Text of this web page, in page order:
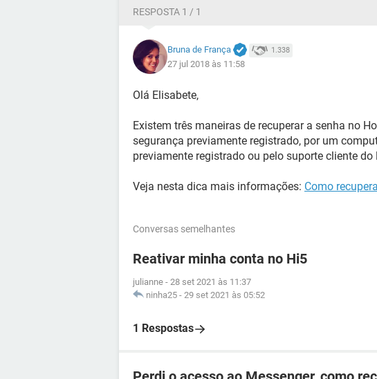
RESPOSTA 1 / 1
Bruna de França 1.338
27 jul 2018 às 11:58
Olá Elisabete,
Existem três maneiras de recuperar a senha no
segurança previamente registrado, por um
previamente registrado ou pelo suporte cliente do
Veja nesta dica mais informações: Como
Conversas semelhantes
Reativar minha conta no Hi5
julianne - 28 set 2021 às 11:37
ninha25 - 29 set 2021 às 05:52
1 Respostas